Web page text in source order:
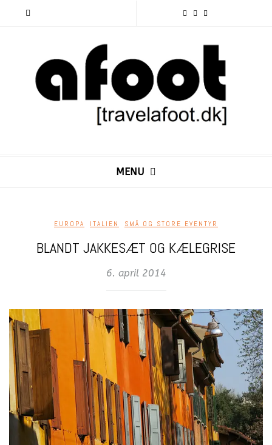
MENU
EUROPA ITALIEN SMÅ OG STORE EVENTYR
BLANDT JAKKESÆT OG KÆLEGRISE
6. april 2014